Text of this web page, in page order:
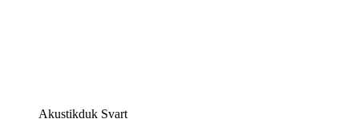
Akustikduk Svart